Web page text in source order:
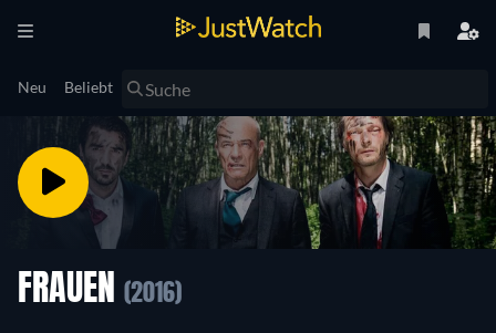
Neu Beliebt
FRAUEN (2016)